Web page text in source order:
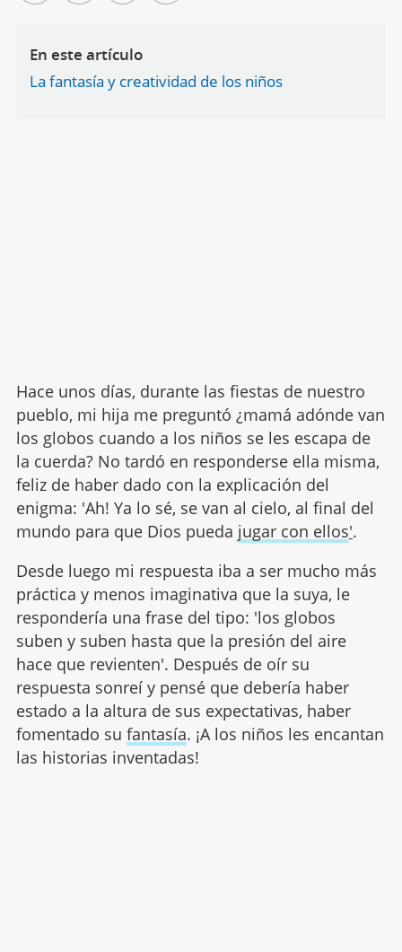
En este artículo
La fantasía y creatividad de los niños
Hace unos días, durante las fiestas de nuestro
pueblo, mi hija me preguntó ¿mamá adónde van
los globos cuando a los niños se les escapa de
la cuerda? No tardó en responderse ella misma,
feliz de haber dado con la explicación del
enigma: 'Ah! Ya lo sé, se van al cielo, al final del
mundo para que Dios pueda jugar con ellos'.
Desde luego mi respuesta iba a ser mucho más
práctica y menos imaginativa que la suya, le
respondería una frase del tipo: 'los globos
suben y suben hasta que la presión del aire
hace que revienten'. Después de oír su
respuesta sonreí y pensé que debería haber
estado a la altura de sus expectativas, haber
fomentado su fantasía. ¡A los niños les encantan
las historias inventadas!